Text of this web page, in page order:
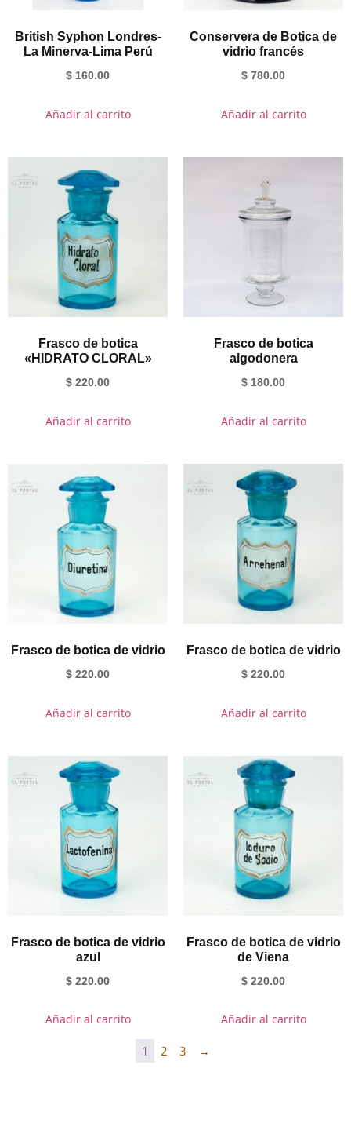
British Syphon Londres-
La Minerva-Lima Perú
$ 160.00
Añadir al carrito
Conservera de Botica de
vidrio francés
$ 780.00
Añadir al carrito
Frasco de botica
«HIDRATO CLORAL»
$ 220.00
Añadir al carrito
Frasco de botica
algodonera
$ 180.00
Añadir al carrito
Frasco de botica de vidrio
$ 220.00
Añadir al carrito
Frasco de botica de vidrio
$ 220.00
Añadir al carrito
Frasco de botica de vidrio
azul
$ 220.00
Añadir al carrito
Frasco de botica de vidrio
de Viena
$ 220.00
Añadir al carrito
1 2 3 →